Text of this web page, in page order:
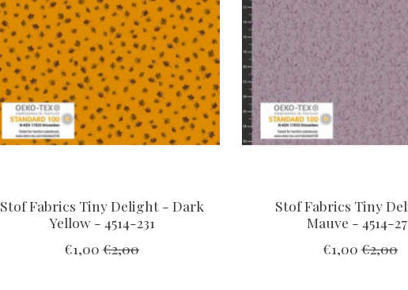
Stof Fabrics Tiny Delight - Dark
Yellow - 4514-231
€1,00 €2,00
Stof Fabrics Tiny
Mauve - 4514-
€1,00 €2,00